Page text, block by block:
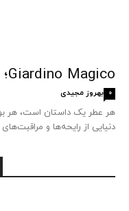
Giardino Magico؛ داستان رایحه‌های خاص
بهروز مجیدی 0
دنیایی از رایحه‌ها و